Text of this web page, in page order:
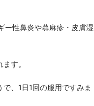
ー性鼻炎や蕁麻疹・皮膚湿
す。
、1日1回の服用ですみま